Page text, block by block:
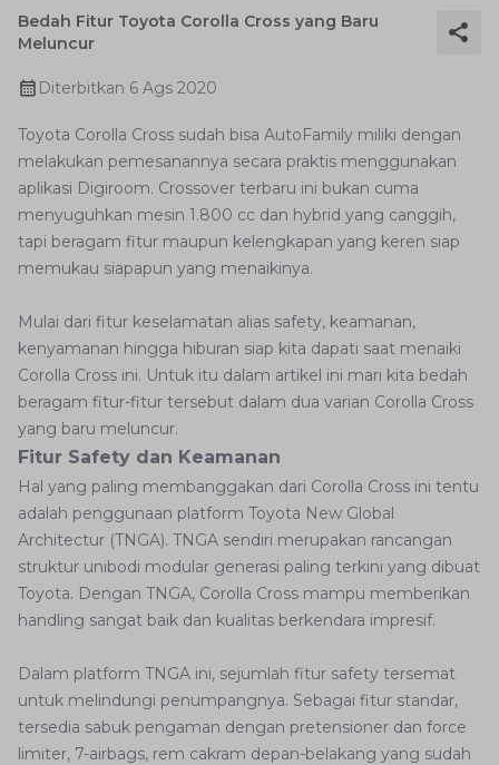
Bedah Fitur Toyota Corolla Cross yang Baru
Meluncur
Diterbitkan 6 Ags 2020
Toyota Corolla Cross sudah bisa AutoFamily miliki dengan
melakukan pemesanannya secara praktis menggunakan
aplikasi Digiroom. Crossover terbaru ini bukan cuma
menyuguhkan mesin 1.800 cc dan hybrid yang canggih,
tapi beragam fitur maupun kelengkapan yang keren siap
memukau siapapun yang menaikinya.
Mulai dari fitur keselamatan alias safety, keamanan,
kenyamanan hingga hiburan siap kita dapati saat menaiki
Corolla Cross ini. Untuk itu dalam artikel ini mari kita bedah
beragam fitur-fitur tersebut dalam dua varian Corolla Cross
yang baru meluncur.
Fitur Safety dan Keamanan
Hal yang paling membanggakan dari Corolla Cross ini tentu
adalah penggunaan platform Toyota New Global
Architectur (TNGA). TNGA sendiri merupakan rancangan
struktur unibodi modular generasi paling terkini yang dibuat
Toyota. Dengan TNGA, Corolla Cross mampu memberikan
handling sangat baik dan kualitas berkendara impresif.
Dalam platform TNGA ini, sejumlah fitur safety tersemat
untuk melindungi penumpangnya. Sebagai fitur standar,
tersedia sabuk pengaman dengan pretensioner dan force
limiter, 7-airbags, rem cakram depan-belakang yang sudah